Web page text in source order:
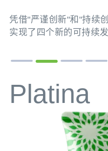
凭借"严谨创新"和"持续
实现了四个新的可持续
Platina